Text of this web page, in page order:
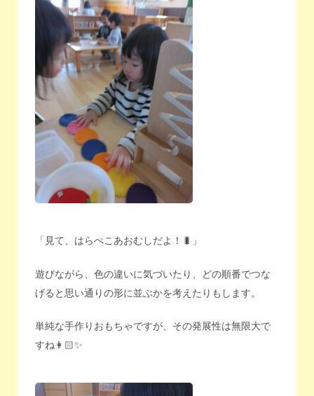
「見て、はらぺこあおむしだよ！🐛」
遊びながら、色の違いに気づいたり、どの順番でつな
げると思い通りの形に並ぶかを考えたりもします。
単純な手作りおもちゃですが、その発展性は無限大で
すね👩🏻✨